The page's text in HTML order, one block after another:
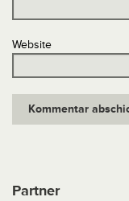
Website
Partner